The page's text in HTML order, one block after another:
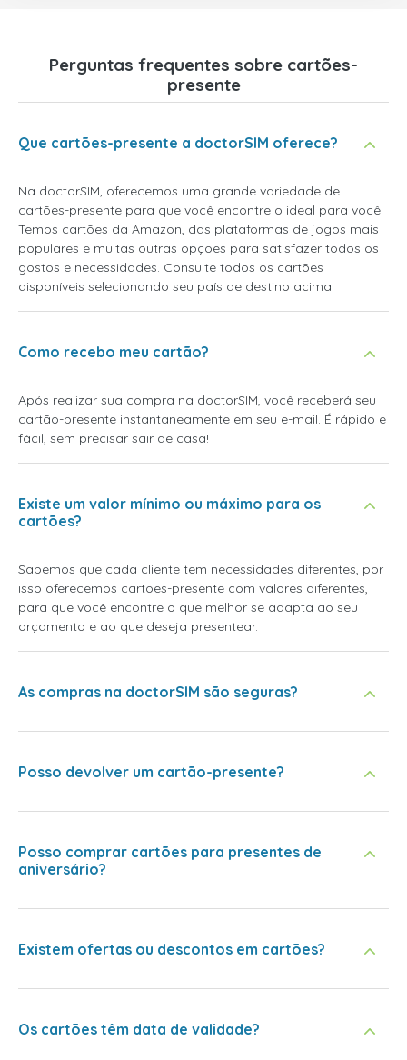
Perguntas frequentes sobre cartões-
presente
Que cartões-presente a doctorSIM oferece?
Na doctorSIM, oferecemos uma grande variedade de
cartões-presente para que você encontre o ideal para você.
Temos cartões da Amazon, das plataformas de jogos mais
populares e muitas outras opções para satisfazer todos os
gostos e necessidades. Consulte todos os cartões
disponíveis selecionando seu país de destino acima.
Como recebo meu cartão?
Após realizar sua compra na doctorSIM, você receberá seu
cartão-presente instantaneamente em seu e-mail. É rápido e
fácil, sem precisar sair de casa!
Existe um valor mínimo ou máximo para os
cartões?
Sabemos que cada cliente tem necessidades diferentes, por
isso oferecemos cartões-presente com valores diferentes,
para que você encontre o que melhor se adapta ao seu
orçamento e ao que deseja presentear.
As compras na doctorSIM são seguras?
Posso devolver um cartão-presente?
Posso comprar cartões para presentes de
aniversário?
Existem ofertas ou descontos em cartões?
Os cartões têm data de validade?